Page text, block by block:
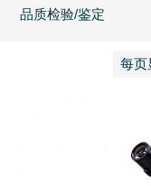
品质检验/鉴定
每页